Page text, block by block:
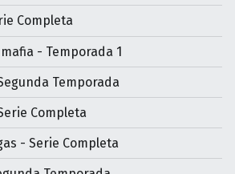
Completa
- Temporada 1
Temporada
Completa
- Serie Completa